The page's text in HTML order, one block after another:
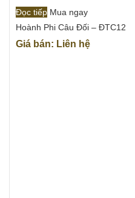
Đọc tiếp Mua ngay
Hoành Phi Câu Đối – ĐTC12
Giá bán: Liên hệ